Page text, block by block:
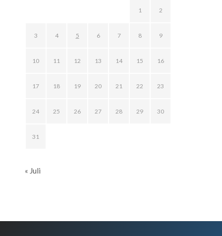
1 2
3 4 5 6 7 8 9
10 11 12 13 14 15 16
17 18 19 20 21 22 23
24 25 26 27 28 29 30
31
« Juli